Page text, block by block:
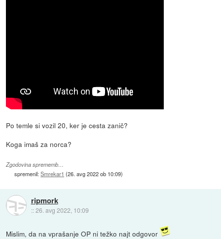
Po temle si vozil 20, ker je cesta zanič?
Koga imaš za norca?
Zgodovina sprememb…
spremenil:Smrekar1 (26. avg 2022 ob 10:09)
ripmork
::26. avg 2022, 10:09
Mislim, da na vprašanje OP ni težko najt odgovor